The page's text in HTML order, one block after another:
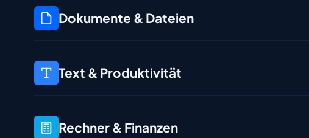
Dokumente & Dateien
Text & Produktivität
Rechner & Finanzen